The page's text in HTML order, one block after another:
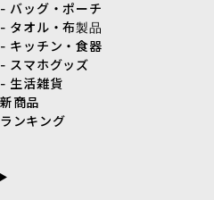
- バッグ・ポーチ
- タオル・布製品
- キッチン・食器
- スマホグッズ
- 生活雑貨
新商品
ランキング